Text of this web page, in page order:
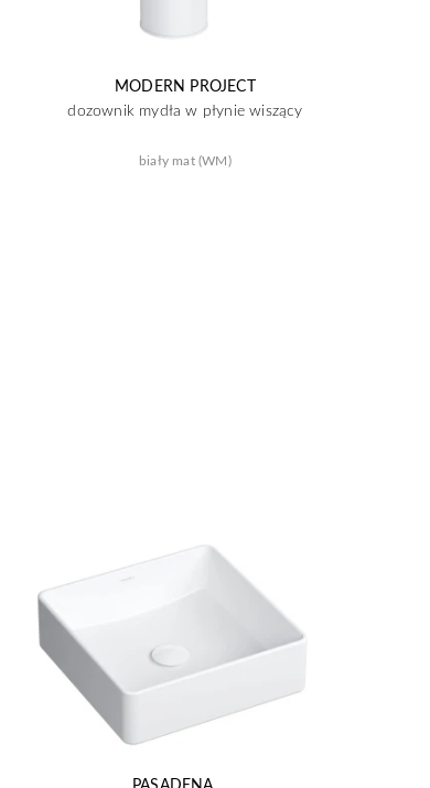
MODERN PROJECT
dozownik mydła w płynie wiszący
biały mat (WM)
PASADENA